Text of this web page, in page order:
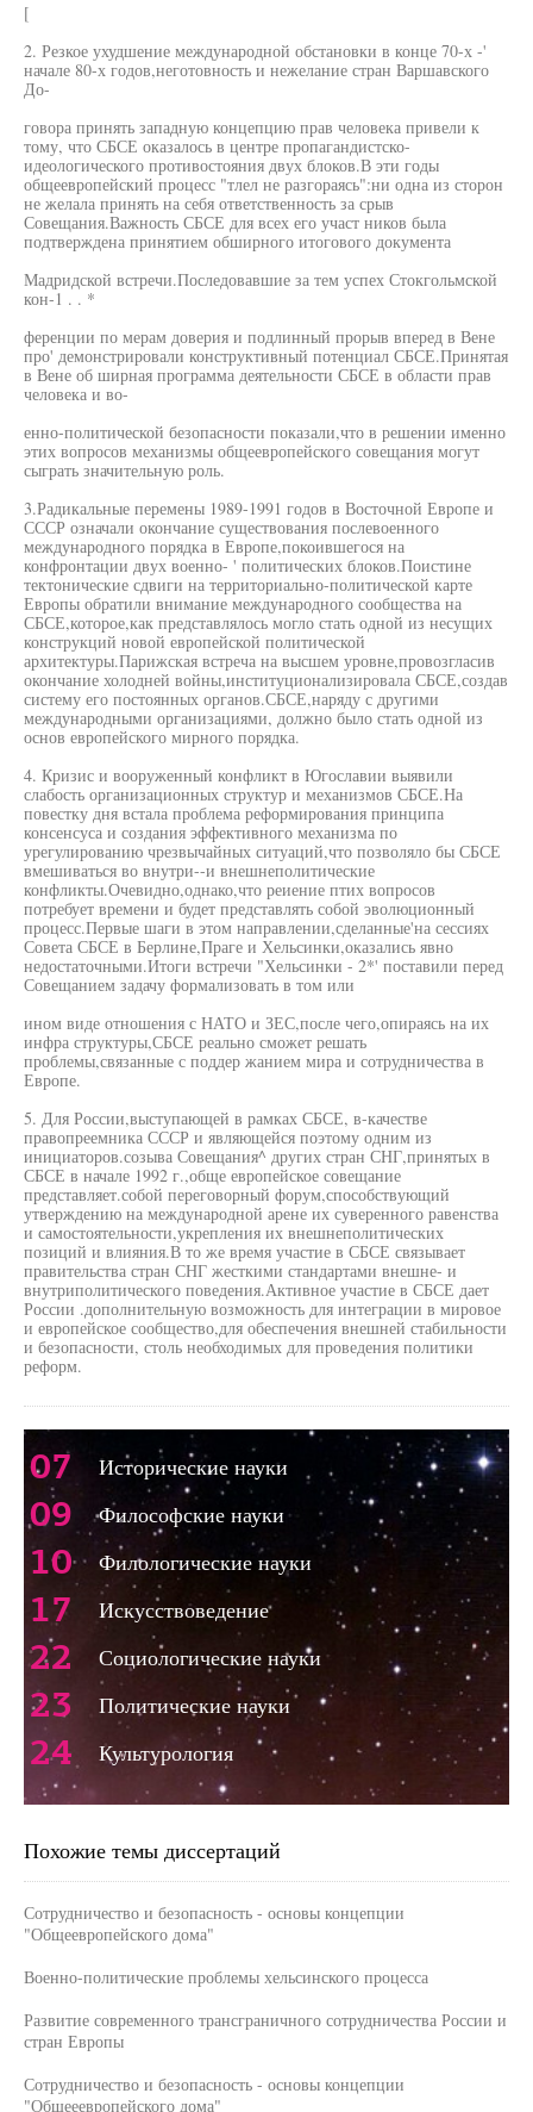
[
2. Резкое ухудшение международной обстановки в конце 70-х -'
начале 80-х годов,неготовность и нежелание стран Варшавского
До-
говора принять западную концепцию прав человека привели к
тому, что СБСЕ оказалось в центре пропагандистско-
идеологического противостояния двух блоков.В эти годы
общеевропейский процесс "тлел не разгораясь":ни одна из сторон
не желала принять на себя ответственность за срыв
Совещания.Важность СБСЕ для всех его участ ников была
подтверждена принятием обширного итогового документа
Мадридской встречи.Последовавшие за тем успех Стокгольмской
кон-1 . . *
ференции по мерам доверия и подлинный прорыв вперед в Вене
про' демонстрировали конструктивный потенциал СБСЕ.Принятая
в Вене об ширная программа деятельности СБСЕ в области прав
человека и во-
енно-политической безопасности показали,что в решении именно
этих вопросов механизмы общеевропейского совещания могут
сыграть значительную роль.
3.Радикальные перемены 1989-1991 годов в Восточной Европе и
СССР означали окончание существования послевоенного
международного порядка в Европе,покоившегося на
конфронтации двух военно- ' политических блоков.Поистине
тектонические сдвиги на территориально-политической карте
Европы обратили внимание международного сообщества на
СБСЕ,которое,как представлялось могло стать одной из несущих
конструкций новой европейской политической
архитектуры.Парижская встреча на высшем уровне,провозгласив
окончание холодней войны,институционализировала СБСЕ,создав
систему его постоянных органов.СБСЕ,наряду с другими
международными организациями, должно было стать одной из
основ европейского мирного порядка.
4. Кризис и вооруженный конфликт в Югославии выявили
слабость организационных структур и механизмов СБСЕ.На
повестку дня встала проблема реформирования принципа
консенсуса и создания эффективного механизма по
урегулированию чрезвычайных ситуаций,что позволяло бы СБСЕ
вмешиваться во внутри--и внешнеполитические
конфликты.Очевидно,однако,что реиение птих вопросов
потребует времени и будет представлять собой эволюционный
процесс.Первые шаги в этом направлении,сделанные'на сессиях
Совета СБСЕ в Берлине,Праге и Хельсинки,оказались явно
недостаточными.Итоги встречи "Хельсинки - 2*' поставили перед
Совещанием задачу формализовать в том или
ином виде отношения с НАТО и ЗЕС,после чего,опираясь на их
инфра структуры,СБСЕ реально сможет решать
проблемы,связанные с поддер жанием мира и сотрудничества в
Европе.
5. Для России,выступающей в рамках СБСЕ, в-качестве
правопреемника СССР и являющейся поэтому одним из
инициаторов.созыва Совещания^ других стран СНГ,принятых в
СБСЕ в начале 1992 г.,обще европейское совещание
представляет.собой переговорный форум,способствующий
утверждению на международной арене их суверенного равенства
и самостоятельности,укрепления их внешнеполитических
позиций и влияния.В то же время участие в СБСЕ связывает
правительства стран СНГ жесткими стандартами внешне- и
внутриполитического поведения.Активное участие в СБСЕ дает
России .дополнительную возможность для интеграции в мировое
и европейское сообщество,для обеспечения внешней стабильности
и безопасности, столь необходимых для проведения политики
реформ.
07 Исторические науки
09 Философские науки
10 Филологические науки
17 Искусствоведение
22 Социологические науки
23 Политические науки
24 Культурология
Похожие темы диссертаций
Сотрудничество и безопасность - основы концепции
"Общеевропейского дома"
Военно-политические проблемы хельсинского процесса
Развитие современного трансграничного сотрудничества России и
стран Европы
Сотрудничество и безопасность - основы концепции
"Общееевропейского дома"